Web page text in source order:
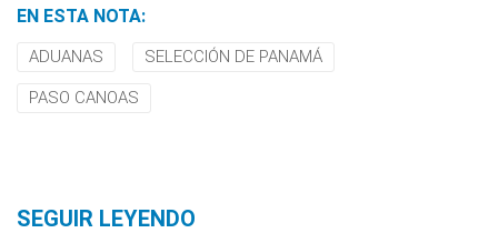
EN ESTA NOTA:
ADUANAS SELECCIÓN DE PANAMÁ
PASO CANOAS
SEGUIR LEYENDO